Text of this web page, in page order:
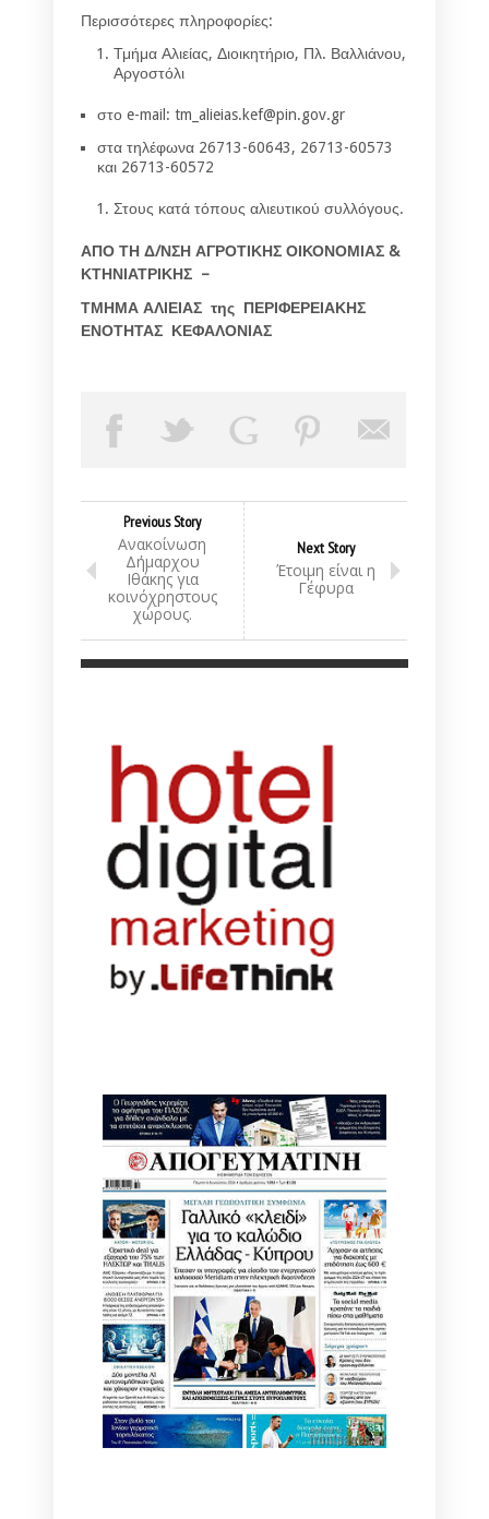
Περισσότερες πληροφορίες:
Τμήμα Αλιείας, Διοικητήριο, Πλ. Βαλλιάνου,
Αργοστόλι
στο e-mail: tm_alieias.kef@pin.gov.gr
στα τηλέφωνα 26713-60643, 26713-60573
και 26713-60572
Στους κατά τόπους αλιευτικού συλλόγους.
ΑΠΟ ΤΗ Δ/ΝΣΗ ΑΓΡΟΤΙΚΗΣ ΟΙΚΟΝΟΜΙΑΣ &
ΚΤΗΝΙΑΤΡΙΚΗΣ –
ΤΜΗΜΑ ΑΛΙΕΙΑΣ της ΠΕΡΙΦΕΡΕΙΑΚΗΣ
ΕΝΟΤΗΤΑΣ ΚΕΦΑΛΟΝΙΑΣ
Previous Story
Ανακοίνωση
Δήμαρχου
Ιθάκης για
κοινόχρηστους
χώρους.
Next Story
Έτοιμη είναι η
Γέφυρα